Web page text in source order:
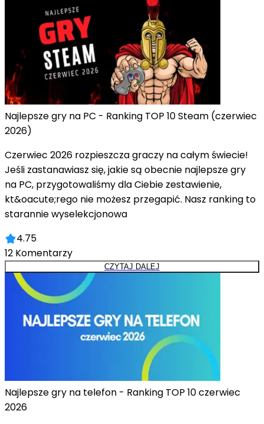
Najlepsze gry na PC - Ranking TOP 10 Steam (czerwiec
2026)
Czerwiec 2026 rozpieszcza graczy na całym świecie!
Jeśli zastanawiasz się, jakie są obecnie najlepsze gry
na PC, przygotowaliśmy dla Ciebie zestawienie,
kt&oacute;rego nie możesz przegapić. Nasz ranking to
starannie wyselekcjonowa
4.75
12 Komentarzy
CZYTAJ DALEJ
Najlepsze gry na telefon - Ranking TOP 10 czerwiec
2026